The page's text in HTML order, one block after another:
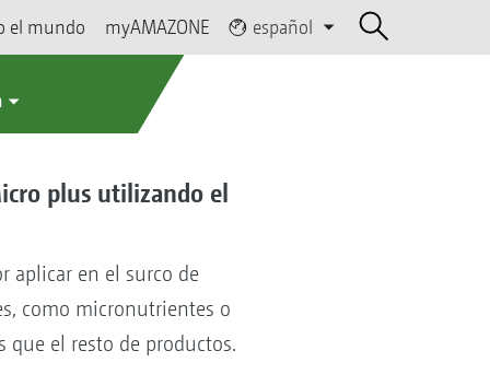
el mundo myAMAZONE español
plus utilizando el
aplicar en el surco de
como micronutrientes o
el resto de productos.